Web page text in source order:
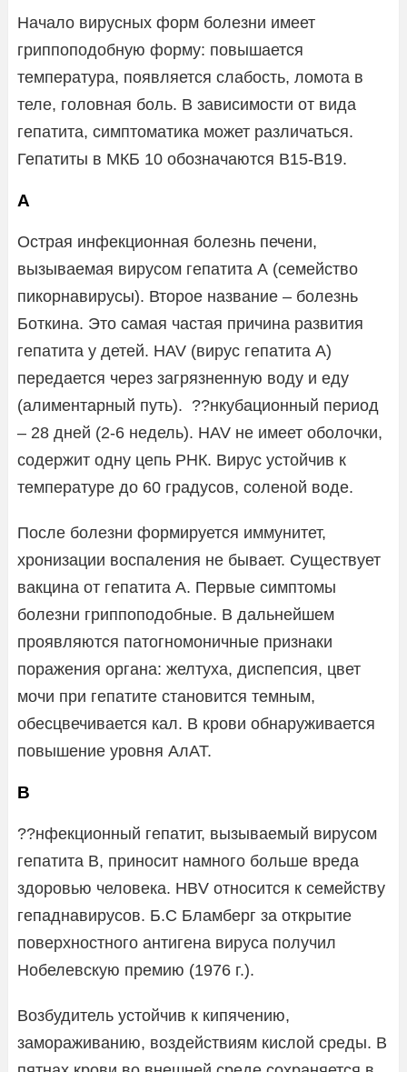
Начало вирусных форм болезни имеет
гриппоподобную форму: повышается
температура, появляется слабость, ломота в
теле, головная боль. В зависимости от вида
гепатита, симптоматика может различаться.
Гепатиты в МКБ 10 обозначаются В15-В19.
А
Острая инфекционная болезнь печени,
вызываемая вирусом гепатита А (семейство
пикорнавирусы). Второе название – болезнь
Боткина. Это самая частая причина развития
гепатита у детей. HAV (вирус гепатита А)
передается через загрязненную воду и еду
(алиментарный путь). ??нкубационный период
– 28 дней (2-6 недель). HAV не имеет оболочки,
содержит одну цепь РНК. Вирус устойчив к
температуре до 60 градусов, соленой воде.
После болезни формируется иммунитет,
хронизации воспаления не бывает. Существует
вакцина от гепатита А. Первые симптомы
болезни гриппоподобные. В дальнейшем
проявляются патогномоничные признаки
поражения органа: желтуха, диспепсия, цвет
мочи при гепатите становится темным,
обесцвечивается кал. В крови обнаруживается
повышение уровня АлАТ.
B
??нфекционный гепатит, вызываемый вирусом
гепатита В, приносит намного больше вреда
здоровью человека. HBV относится к семейству
гепаднавирусов. Б.С Бламберг за открытие
поверхностного антигена вируса получил
Нобелевскую премию (1976 г.).
Возбудитель устойчив к кипячению,
замораживанию, воздействиям кислой среды. В